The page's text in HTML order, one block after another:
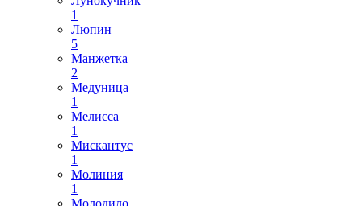
1
Люпин
5
Манжетка
2
Медуница
1
Мелисса
1
Мискантус
1
Молиния
1
Молодило